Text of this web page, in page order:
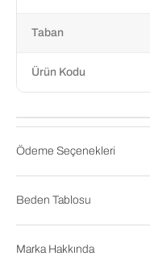
Taban
Ürün Kodu
Ödeme Seçenekleri
Beden Tablosu
Marka Hakkında